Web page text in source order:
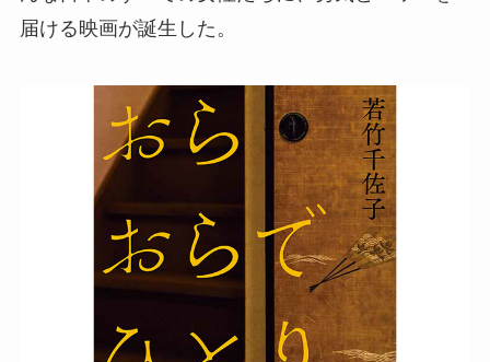
届ける映画が誕生した。